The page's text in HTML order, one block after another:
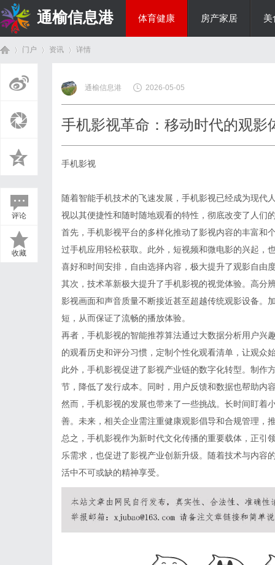
通榆信息港 体育健康 房产家居 美
门户 资讯
›
详情
评论
收藏
通榆信息港 2026-05-05
手机影视革命：移动时代的观影
手机影视
随着智能手机技术的飞速发展，手机影视已经成为现代
视以其便捷性和随时随地观看的特性，彻底改变了人们
首先，手机影视平台的多样化推动了影视内容的丰富和
过手机应用轻松获取。此外，短视频和微电影的兴起，
喜好和时间安排，自由选择内容，极大提升了观影自由
其次，技术革新极大提升了手机影视的视觉体验。高分
影视画面和声音质量不断接近甚至超越传统观影设备。
短，从而保证了流畅的播放体验。
再者，手机影视的智能推荐算法通过大数据分析用户兴
的观看历史和评分习惯，定制个性化观看清单，让观众
此外，手机影视促进了影视产业链的数字化转型。制作
节，降低了发行成本。同时，用户反馈和数据也帮助内
然而，手机影视的发展也带来了一些挑战。长时间盯着
善。未来，相关企业需注重健康观影倡导和合规管理，
总之，手机影视作为新时代文化传播的重要载体，正引
乐需求，也促进了影视产业创新升级。随着技术与内容
活中不可或缺的精神享受。